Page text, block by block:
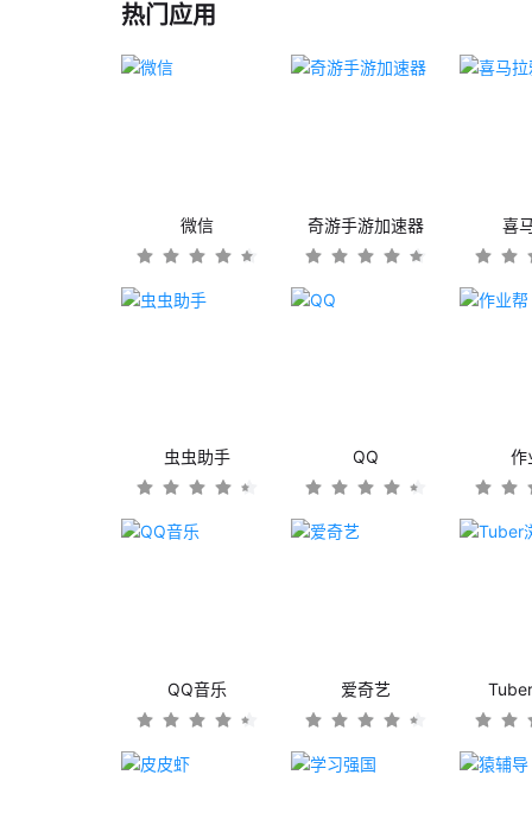
热门应用
微信 奇游手游加速器 喜
虫虫助手 QQ 作
QQ音乐 爱奇艺